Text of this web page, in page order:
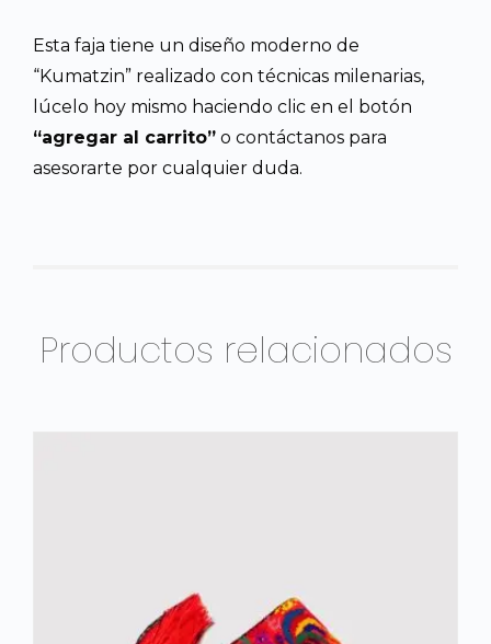
Esta faja tiene un diseño moderno de
“Kumatzin” realizado con técnicas milenarias,
lúcelo hoy mismo haciendo clic en el botón
“agregar al carrito” o contáctanos para
asesorarte por cualquier duda.
Productos relacionados